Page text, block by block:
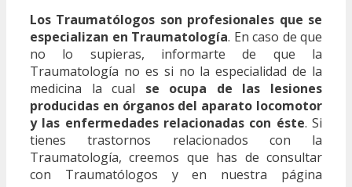
Los Traumatólogos son profesionales que se
especializan en Traumatología. En caso de que
no lo supieras, informarte de que la
Traumatología no es si no la especialidad de la
medicina la cual se ocupa de las lesiones
producidas en órganos del aparato locomotor
y las enfermedades relacionadas con éste. Si
tienes trastornos relacionados con la
Traumatología, creemos que has de consultar
con Traumatólogos y en nuestra página